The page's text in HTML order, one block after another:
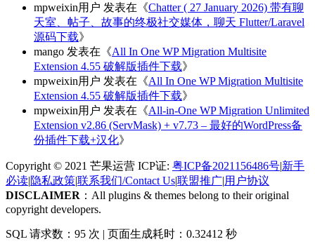
mpweixin用户 发表在《Chatter ( 27 January 2026) 带有聊
天室、帖子、故事的终极社交媒体，聊天 Flutter/Laravel
源码下载》
mango 发表在《All In One WP Migration Multisite
Extension 4.55 破解版插件下载》
mpweixin用户 发表在《All In One WP Migration Multisite
Extension 4.55 破解版插件下载》
mpweixin用户 发表在《All-in-One WP Migration Unlimited
Extension v2.86 (ServMask) + v7.73 – 最好的WordPress备
份插件下载+汉化》
Copyright © 2021 芒果运营 ICP证: 粤ICP备2021156486号|新手
必读|隐私政策|联系我们/Contact Us|联盟推广|用户协议
DISCLAIMER ：All plugins & themes belong to their original
copyright developers.
SQL 请求数：95 次 | 页面生成耗时：0.32412 秒